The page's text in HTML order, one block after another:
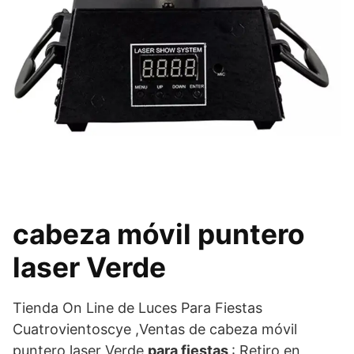
cabeza móvil puntero
laser Verde
Tienda On Line de Luces Para Fiestas
Cuatrovientoscye ,Ventas de cabeza móvil
puntero laser Verde para fiestas : Retiro en